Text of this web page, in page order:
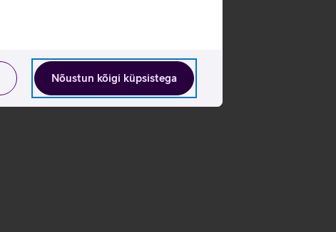
Nõustun kõigi küpsistega